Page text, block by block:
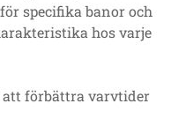
specifika banor och
hos varje
att förbättra varvtider